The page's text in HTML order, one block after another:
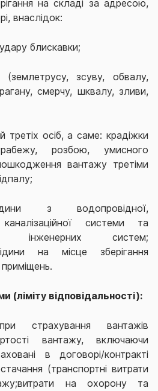
на складі за адресою,
внаслідок:
блискавки;
(землетрусу, зсуву, обвалу,
смерчу, шквалу, зливи,
третіх осіб, а саме: крадіжки
розбою, умисного
вантажу третіми
з водопровідної,
системи та
інженерних систем;
на місце зберігання
(ліміту відповідальності):
страхування вантажів
вантажу, включаючи
в договорі/контракті
(транспортні витрати
на охорону та